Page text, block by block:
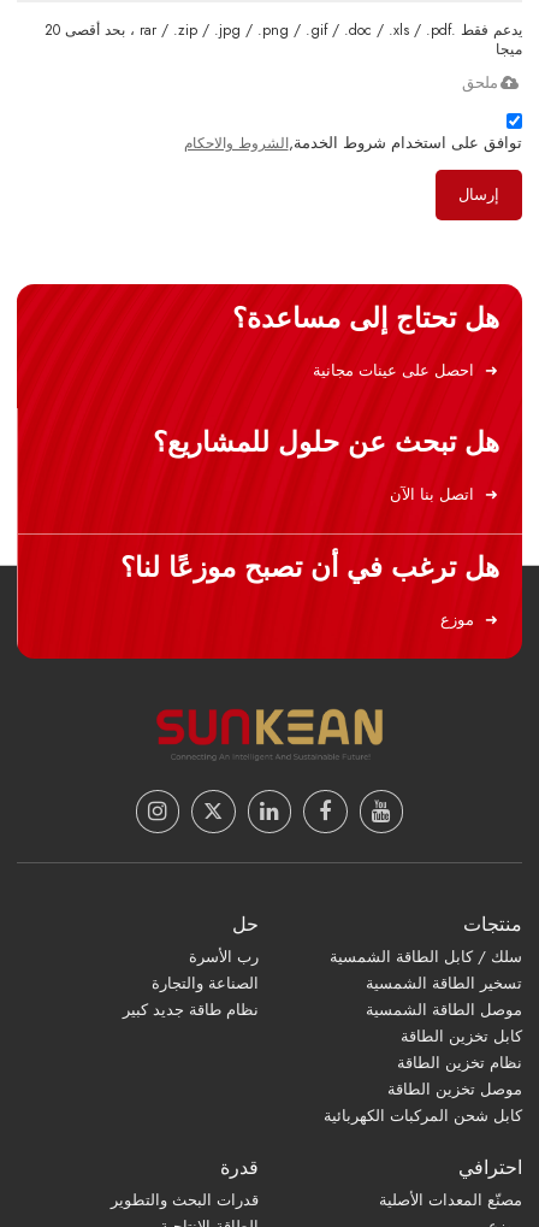
يدعم فقط .rar / .zip / .jpg / .png / .gif / .doc / .xls / .pdf ، بحد أقصى 20
ميجا
ملحق
توافق على استخدام شروط الخدمة,الشروط والاحكام
إرسال
هل تحتاج إلى مساعدة؟
احصل على عينات مجانية
هل تبحث عن حلول للمشاريع؟
اتصل بنا الآن
هل ترغب في أن تصبح موزعًا لنا؟
موزع
منتجات
سلك / كابل الطاقة الشمسية
تسخير الطاقة الشمسية
موصل الطاقة الشمسية
كابل تخزين الطاقة
نظام تخزين الطاقة
موصل تخزين الطاقة
كابل شحن المركبات الكهربائية
حل
رب الأسرة
الصناعة والتجارة
نظام طاقة جديد كبير
احترافي
مصنّع المعدات الأصلية
قدرة
قدرات البحث والتطوير